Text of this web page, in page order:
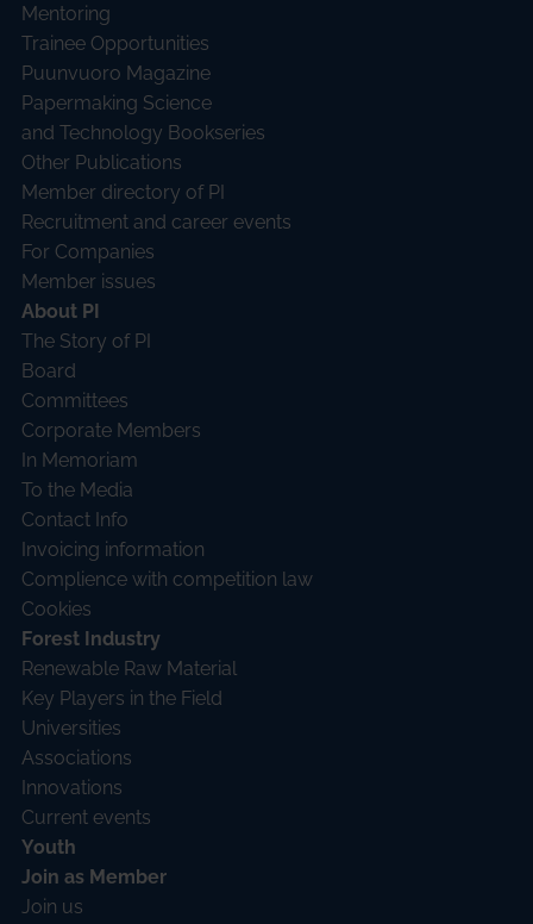
Mentoring
Trainee Opportunities
Puunvuoro Magazine
Papermaking Science
and Technology Bookseries
Other Publications
Member directory of PI
Recruitment and career events
For Companies
Member issues
About PI
The Story of PI
Board
Committees
Corporate Members
In Memoriam
To the Media
Contact Info
Invoicing information
Complience with competition law
Cookies
Forest Industry
Renewable Raw Material
Key Players in the Field
Universities
Associations
Innovations
Current events
Youth
Join as Member
Join us